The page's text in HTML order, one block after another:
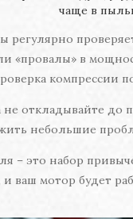
чаще в
регулярно
в
компрессии
откладывайте до
небольшие
– это набор
ваш мотор будет